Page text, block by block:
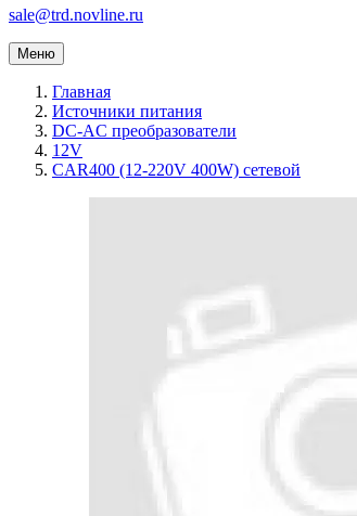
sale@trd.novline.ru
Меню
Главная
Источники питания
DC-AC преобразователи
12V
CAR400 (12-220V 400W) сетевой